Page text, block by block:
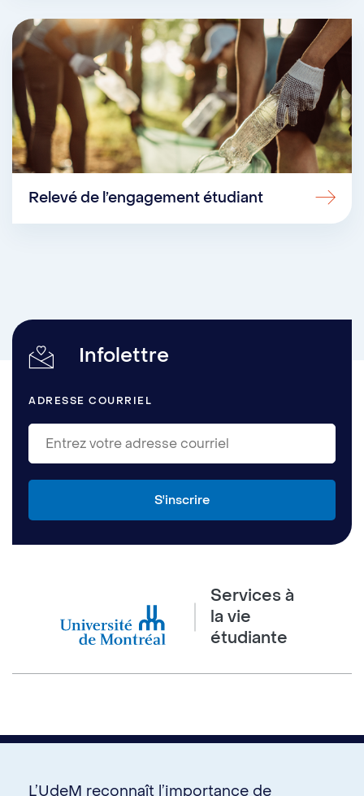
Relevé de l’engagement étudiant
Infolettre
ADRESSE COURRIEL
Services à
la vie
étudiante
L’UdeM reconnaît l’importance de